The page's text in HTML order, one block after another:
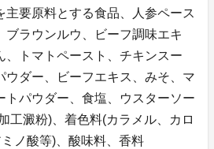
主要原料とする食品、人参ペース
ブラウンルウ、ビーフ調味エキ
、トマトペースト、チキンスー
ウダー、ビーフエキス、みそ、マ
トパウダー、食塩、ウスターソー
工澱粉)、着色料(カラメル、カロ
ノ酸等)、酸味料、香料